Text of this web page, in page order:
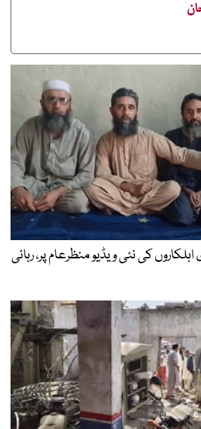
کی نئی ویڈیو منظرعام پر، رہائی